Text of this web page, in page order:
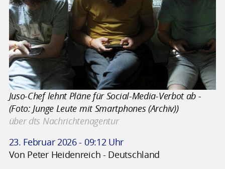
Juso-Chef lehnt Pläne für Social-Media-Verbot ab -
(Foto: Junge Leute mit Smartphones (Archiv))
über dts Nachrichtenagentur
23. Februar 2026 - 09:12 Uhr
Von Peter Heidenreich - Deutschland